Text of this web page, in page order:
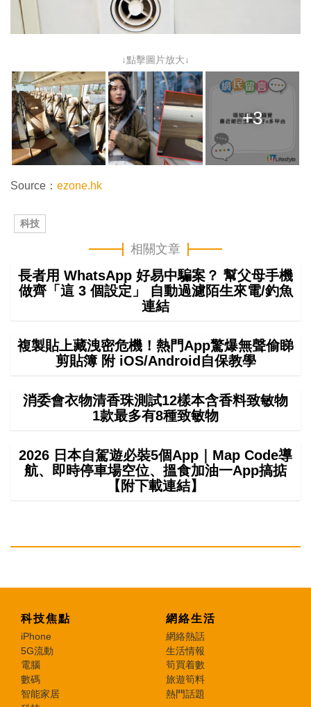
↓點擊圖片放大↓
+3
Source： ezone.hk
科技
相關文章
長者用 WhatsApp 好易中騙案？ 幫父母手機
做齊「這 3 個設定」 自動過濾陌生來電/釣魚
連結
複製貼上藏洩密危機！熱門App驚爆無聲偷睇
剪貼簿 附 iOS/Android自保教學
消委會衣物清香珠測試12樣本含香料致敏物
1款最多有8種致敏物
2026 日本自駕遊必裝5個App｜Map Code導
航、即時停車場空位、搵食加油一App搞掂
【附下載連結】
科技焦點
iPhone
5G流動
電腦
數碼
智能家居
網絡生活
網絡熱話
生活情報
筍買着數
旅遊筍料
熱門話題